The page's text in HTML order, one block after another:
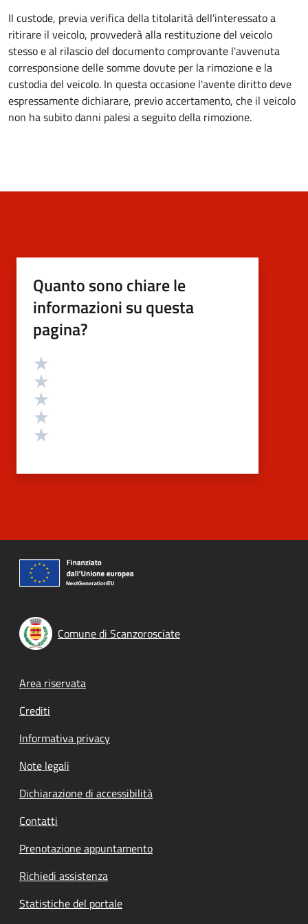
Il custode, previa verifica della titolarità dell'interessato a
ritirare il veicolo, provvederà alla restituzione del veicolo
stesso e al rilascio del documento comprovante l'avvenuta
corresponsione delle somme dovute per la rimozione e la
custodia del veicolo. In questa occasione l'avente diritto deve
espressamente dichiarare, previo accertamento, che il veicolo
non ha subito danni palesi a seguito della rimozione.
Quanto sono chiare le
informazioni su questa
pagina?
Valutazione
Comune di Scanzorosciate
Footer menu
Area riservata
Crediti
Informativa privacy
Note legali
Dichiarazione di accessibilità
Contatti
Prenotazione appuntamento
Richiedi assistenza
Statistiche del portale